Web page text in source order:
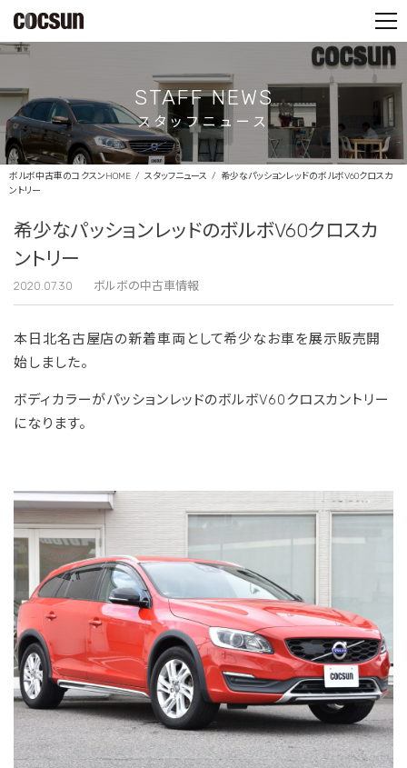
STAFF NEWS
スタッフニュース
ボルボ中古車のコクスンHOME スタッフニュース
希少なパッションレッドのボルボV60クロスカ
ントリー
希少なパッションレッドのボルボV60クロスカ
ントリー
2020.07.30 ボルボの中古車情報
本日北名古屋店の新着車両として希少なお車を展示販売開
始しました。
ボディカラーがパッションレッドのボルボV60クロスカントリー
になります。